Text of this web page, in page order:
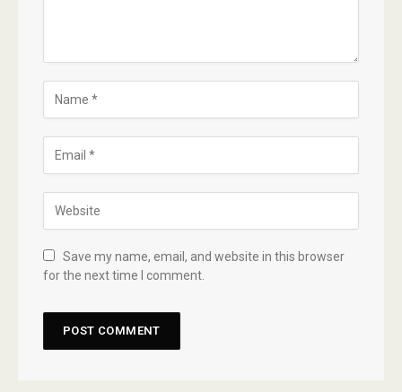
Save my name, email, and website in this browser
for the next time I comment.